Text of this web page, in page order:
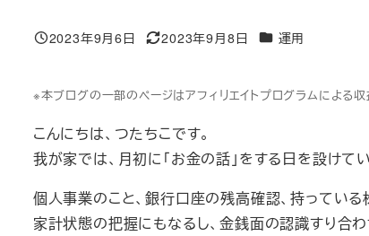
投稿日
2023年9月6日
更新日
2023年9月8日 カテゴリー
運用
※本ブログの一部のページはアフィリエイトプログラムによる収
こんにちは、つたちこです。
我が家では、月初に「お金の話」をする日を設けてい
個人事業のこと、銀行口座の残高確認、持ってい
家計状態の把握にもなるし、金銭面の認識すり合